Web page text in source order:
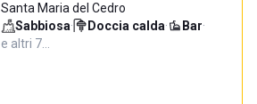
Santa Maria del Cedro
Sabbiosa· Doccia calda· Bar·
e altri 7…